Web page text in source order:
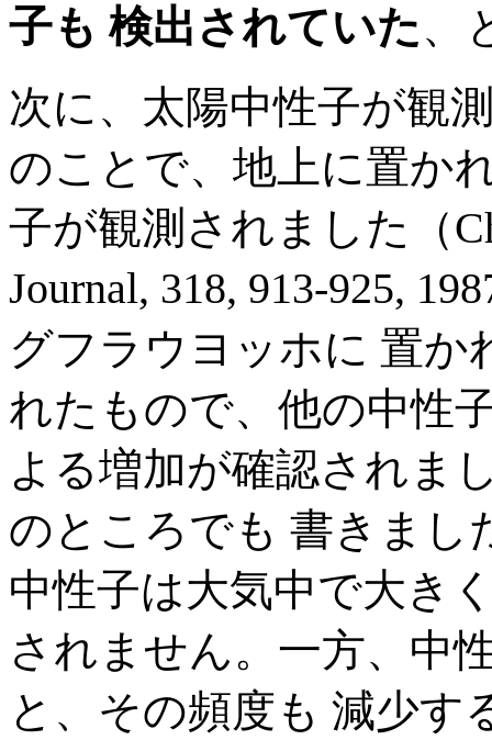
子も 検出されていた、
次に、太陽中性子が観
のことで、地上に置か
子が観測されました（
Journal, 318, 913-925,
グフラウヨッホに 置か
れたもので、他の中性
よる増加が確認されま
のところでも 書きまし
中性子は大気中で大き
されません。一方、中
と、その頻度も 減少す